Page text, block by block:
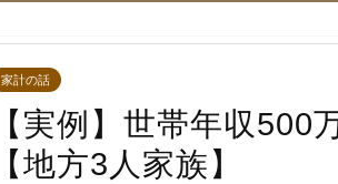
家計の話
【実例】世帯年収500
【地方3人家族】